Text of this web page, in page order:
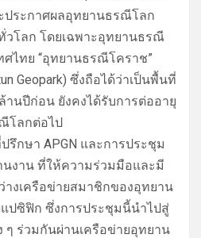
ประกาศผลอุทยานธรณีโลก
วโลก โดยเฉพาะอุทยานธรณี
ไทย “อุทยานธรณีโคราช”
Geopark) ซึ่งถือได้ว่าเป็นพื้นที่
านปีก่อน ยังคงได้รับการต่ออายุ
โลกต่อไป
รึกษา APGN และการประชุม
งาน ที่ให้ความร่วมมือและมี
งเครือข่ายสมาชิกของอุทยาน
ปซิฟิก ซึ่งการประชุมนี้นำไปสู่
ๆ ร่วมกันผ่านเครือข่ายอุทยาน